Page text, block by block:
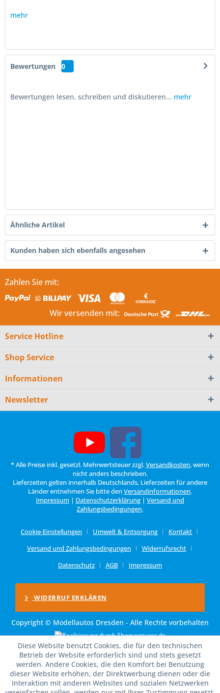
mehr
Bewertungen 0
Bewertungen lesen, schreiben und diskutieren... mehr
Ähnliche Artikel
Kunden haben sich ebenfalls angesehen
Zahlen Sie mit:
Wir versenden mit:
Service Hotline
Shop Service
Informationen
Newsletter
* Alle Preise inkl. gesetzl. Mehrwertsteuer zzgl.Versandkosten, wenn
nicht anders beschrieben.
Lieferzeiten gelten innerhalb Deutschlands, Lieferzeiten für andere
Länder entnehmen Sie bitte den Versandinformationen.
Impressum | Datenschutzerklärung | Versand und
Zahlungsbedingungen.
Cookie-Einstellungen Umwelt & Entsorgung
Kontakt
Versand und Zahlungsbedingungen
Widerrufsrecht
Datenschutz
AGB Impressum
WIDERRUF ERKLÄREN
Copyright © Modellautos Dresden - Alle Rechte vorbehalten
Diese Website benutzt Cookies, die für den technischen
Betrieb der Website erforderlich sind und stets gesetzt
werden. Andere Cookies, die den Komfort bei Benutzung
dieser Website erhöhen, der Direktwerbung dienen oder die
Interaktion mit anderen Websites und sozialen Netzwerken